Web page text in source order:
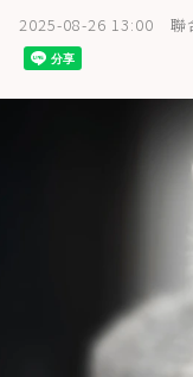
2025-08-26 13:00 聯